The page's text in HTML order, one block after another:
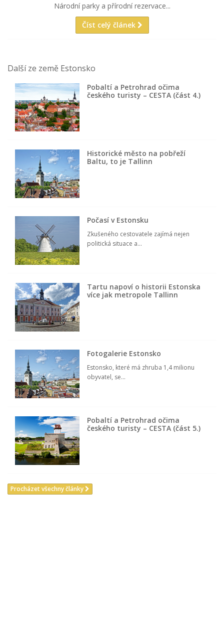
Národní parky a přírodní rezervace...
Číst celý článek
Další ze země Estonsko
Pobaltí a Petrohrad očima
českého turisty – CESTA (část 4.)
Historické město na pobřeží
Baltu, to je Tallinn
Počasí v Estonsku
Zkušeného cestovatele zajímá nejen
politická situace a...
Tartu napoví o historii Estonska
více jak metropole Tallinn
Fotogalerie Estonsko
Estonsko, které má zhruba 1,4 milionu
obyvatel, se...
Pobaltí a Petrohrad očima
českého turisty – CESTA (část 5.)
Procházet všechny články